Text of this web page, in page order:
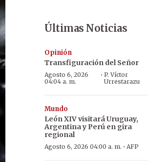
Últimas Noticias
Opinión
Transfiguración del Señor
Agosto 6, 2026
04:04 a. m.
· P. Víctor
Urrestarazu
Mundo
León XIV visitará Uruguay,
Argentina y Perú en gira
regional
Agosto 6, 2026 04:00 a. m. · AFP